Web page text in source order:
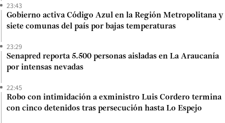
23:43
Gobierno activa Código Azul en la Región Metropolitana y
siete comunas del país por bajas temperaturas
23:29
Senapred reporta 5.500 personas aisladas en La Araucanía
por intensas nevadas
22:45
Robo con intimidación a exministro Luis Cordero termina
con cinco detenidos tras persecución hasta Lo Espejo